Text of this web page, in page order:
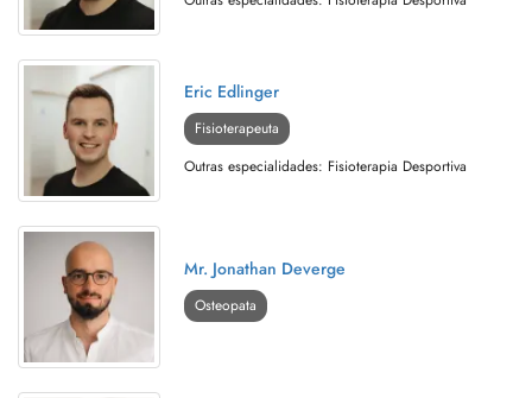
Eric Edlinger
Fisioterapeuta
Outras especialidades: Fisioterapia Desportiva
Mr. Jonathan Deverge
Osteopata